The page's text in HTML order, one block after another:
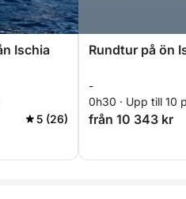
Ischia
5 (26)
Rundtur på ön
-
0h30 · Upp till 10
från 10 343 kr